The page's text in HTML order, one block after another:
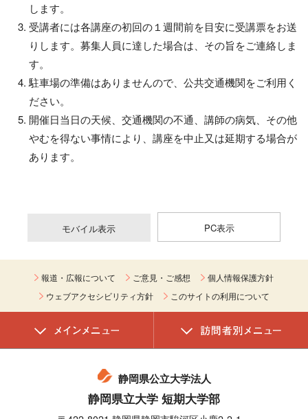
します。
受講者には各講座の初回の１週間前を目安に受講票をお送
りします。募集人員に達した場合は、その旨をご連絡しま
す。
駐車場の準備はありませんので、公共交通機関をご利用く
ださい。
開催日当日の天候、交通機関の不通、講師の病気、その他
やむを得ない事情により、講座を中止又は延期する場合が
あります。
モバイル表示 PC表示
報道・広報について ご意見・ご感想
個人情報保護方針
ウェブアクセシビリティ方針
このサイトの利用について
静岡県公立大学法人
静岡県立大学 短期大学部